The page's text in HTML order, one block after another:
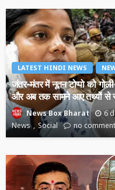
LATEST HINDI NEWS
जंतर-मंतर में नूतन टोप्पो को
और अब तक सामने आए तथ्यों से
News Box Bharat 6
News
Social no comment